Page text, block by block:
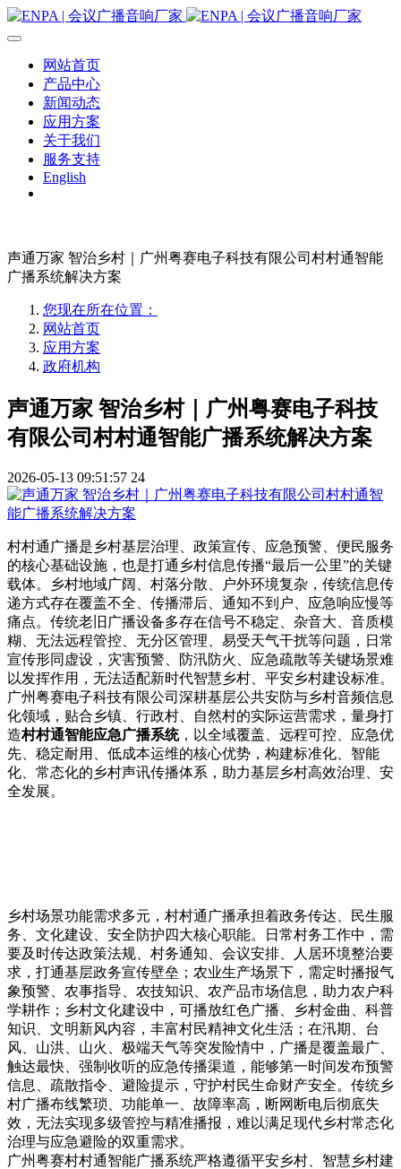
网站首页
产品中心
新闻动态
应用方案
关于我们
服务支持
English
声通万家 智治乡村｜广州粤赛电子科技有限公司村村通智能
广播系统解决方案
您现在所在位置：
网站首页
应用方案
政府机构
声通万家 智治乡村｜广州粤赛电子科技
有限公司村村通智能广播系统解决方案
2026-05-13 09:51:57 24
村村通广播是乡村基层治理、政策宣传、应急预警、便民服务
的核心基础设施，也是打通乡村信息传播“最后一公里”的关键
载体。乡村地域广阔、村落分散、户外环境复杂，传统信息传
递方式存在覆盖不全、传播滞后、通知不到户、应急响应慢等
痛点。传统老旧广播设备多存在信号不稳定、杂音大、音质模
糊、无法远程管控、无分区管理、易受天气干扰等问题，日常
宣传形同虚设，灾害预警、防汛防火、应急疏散等关键场景难
以发挥作用，无法适配新时代智慧乡村、平安乡村建设标准。
广州粤赛电子科技有限公司深耕基层公共安防与乡村音频信息
化领域，贴合乡镇、行政村、自然村的实际运营需求，量身打
造村村通智能应急广播系统，以全域覆盖、远程可控、应急优
先、稳定耐用、低成本运维的核心优势，构建标准化、智能
化、常态化的乡村声讯传播体系，助力基层乡村高效治理、安
全发展。
乡村场景功能需求多元，村村通广播承担着政务传达、民生服
务、文化建设、安全防护四大核心职能。日常村务工作中，需
要及时传达政策法规、村务通知、会议安排、人居环境整治要
求，打通基层政务宣传壁垒；农业生产场景下，需定时播报气
象预警、农事指导、农技知识、农产品市场信息，助力农户科
学耕作；乡村文化建设中，可播放红色广播、乡村金曲、科普
知识、文明新风内容，丰富村民精神文化生活；在汛期、台
风、山洪、山火、极端天气等突发险情中，广播是覆盖最广、
触达最快、强制收听的应急传播渠道，能够第一时间发布预警
信息、疏散指令、避险提示，守护村民生命财产安全。传统乡
村广播布线繁琐、功能单一、故障率高，断网断电后彻底失
效，无法实现多级管控与精准播报，难以满足现代乡村常态化
治理与应急避险的双重需求。
广州粤赛村村通智能广播系统严格遵循平安乡村、智慧乡村建